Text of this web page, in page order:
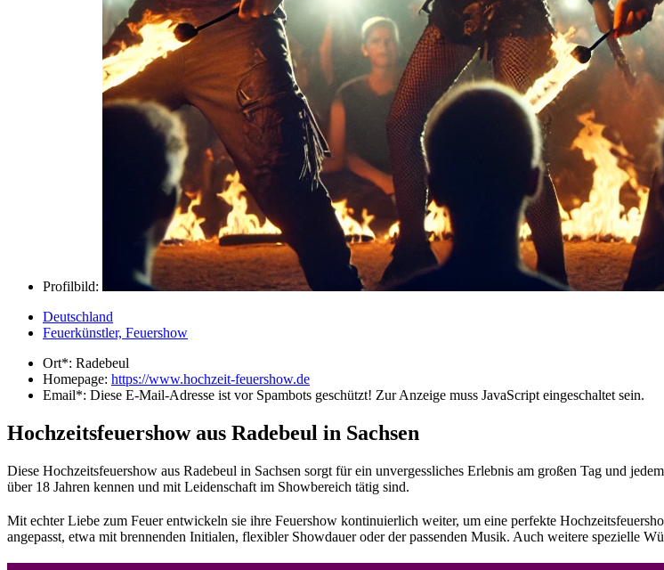
Profilbild:
Deutschland
Feuerkünstler, Feuershow
Ort*: Radebeul
Homepage: https://www.hochzeit-feuershow.de
Email*: Diese E-Mail-Adresse ist vor Spambots geschützt! Zur Anzeige muss JavaScript eingeschaltet sein.
Hochzeitsfeuershow aus Radebeul in Sachsen
Diese Hochzeitsfeuershow aus Radebeul in Sachsen sorgt für ein unvergessliches Erlebnis am großen Tag und
über 18 Jahren kennen und mit Leidenschaft im Showbereich tätig sind.
Mit echter Liebe zum Feuer entwickeln sie ihre Feuershow kontinuierlich weiter, um eine perfekte
angepasst, etwa mit brennenden Initialen, flexibler Showdauer oder der passenden Musik. Auch weitere spezielle